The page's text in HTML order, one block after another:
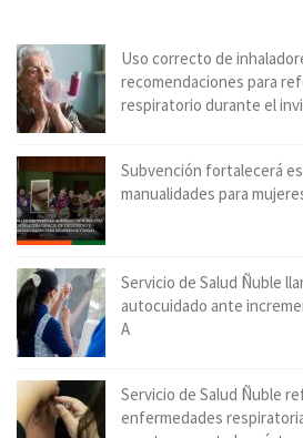
Uso correcto de
recomendaciones para
respiratorio durante el
Subvención fortalecerá
manualidades para
Servicio de Salud Ñuble
autocuidado ante
A
Servicio de Salud Ñuble
enfermedades